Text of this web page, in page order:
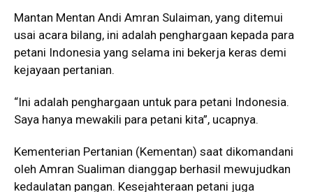
Mantan Mentan Andi Amran Sulaiman, yang ditemui
usai acara bilang, ini adalah penghargaan kepada para
petani Indonesia yang selama ini bekerja keras demi
kejayaan pertanian.
“Ini adalah penghargaan untuk para petani Indonesia.
Saya hanya mewakili para petani kita”, ucapnya.
Kementerian Pertanian (Kementan) saat dikomandani
oleh Amran Sualiman dianggap berhasil mewujudkan
kedaulatan pangan. Kesejahteraan petani juga